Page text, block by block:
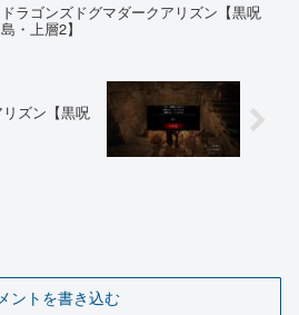
ドラゴンズドグマダークアリズン【黒呪
島・上層2】
ズン【黒呪
ントを書き込む